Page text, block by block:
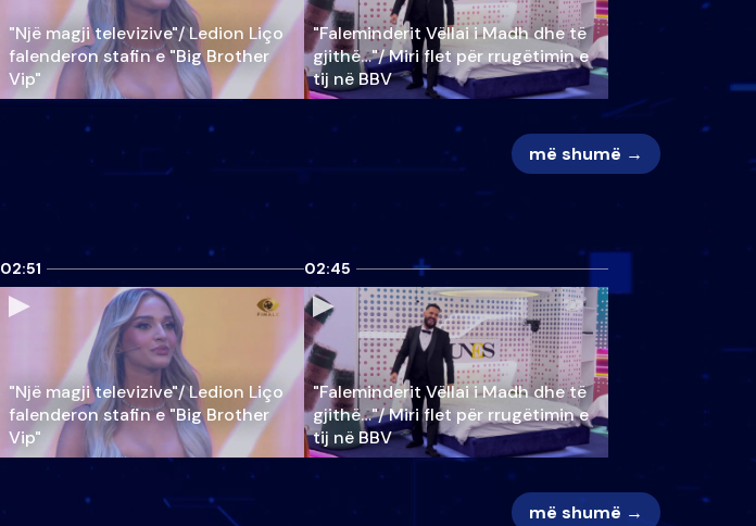
"Një magji televizive"/ Ledion Liço
falenderon stafin e "Big Brother
Vip"
"Faleminderit Vëllai i Madh dhe të
gjithë…"/ Miri flet për rrugëtimin e
tij në BBV
më shumë →
02:51
"Një magji televizive"/ Ledion Liço
falenderon stafin e "Big Brother
Vip"
02:45
"Faleminderit Vëllai i Madh dhe të
gjithë…"/ Miri flet për rrugëtimin e
tij në BBV
më shumë →